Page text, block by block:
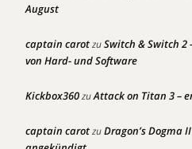
August
captain carotzuSwitch & Switch
von Hard- und Software
Kickbox360zuAttack on Titan 3 –
captain carotzuDragon’s Dogma